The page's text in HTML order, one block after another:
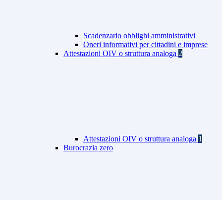
Scadenzario obblighi amministrativi
Oneri informativi per cittadini e imprese
Attestazioni OIV o struttura analoga 2
Attestazioni OIV o struttura analoga 1
Burocrazia zero